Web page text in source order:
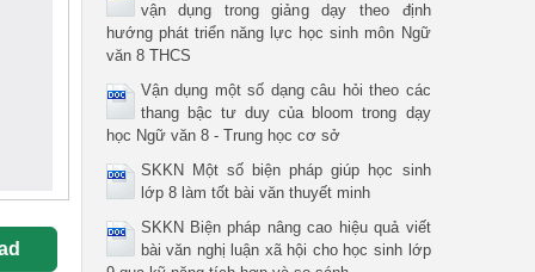
vận dụng trong giảng dạy theo định
hướng phát triển năng lực học sinh môn Ngữ
văn 8 THCS
Vận dụng một số dạng câu hỏi theo các
thang bậc tư duy của bloom trong dạy
học Ngữ văn 8 - Trung học cơ sở
SKKN Một số biện pháp giúp học sinh
lớp 8 làm tốt bài văn thuyết minh
SKKN Biện pháp nâng cao hiệu quả viết
bài văn nghị luận xã hội cho học sinh lớp